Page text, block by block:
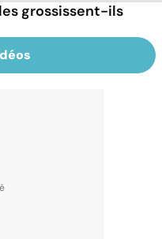
grossissent-ils